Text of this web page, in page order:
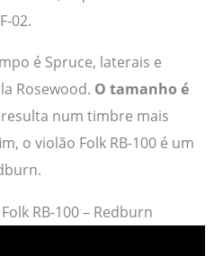
02.
é Spruce, laterais e
Rosewood. O tamanho é
num timbre mais
o violão Folk RB-100 é um
RB-100 – Redburn